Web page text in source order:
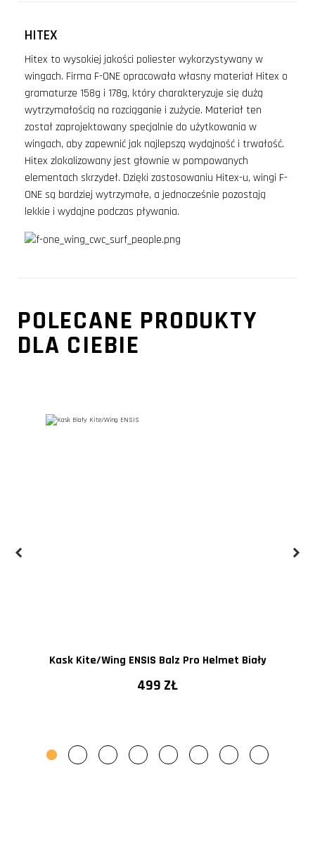
HITEX
Hitex to wysokiej jakości poliester wykorzystywany w
wingach. Firma F-ONE opracowała własny materiał Hitex o
gramaturze 158g i 178g, który charakteryzuje się dużą
wytrzymałością na rozciąganie i zużycie. Materiał ten
został zaprojektowany specjalnie do użytkowania w
wingach, aby zapewnić jak najlepszą wydajność i trwałość.
Hitex zlokalizowany jest głownie w pompowanych
elementach skrzydeł. Dzięki zastosowaniu Hitex-u, wingi F-
ONE są bardziej wytrzymałe, a jednocześnie pozostają
lekkie i wydajne podczas pływania.
POLECANE PRODUKTY
DLA CIEBIE
Kask Kite/Wing ENSIS Balz Pro Helmet Biały
499 ZŁ